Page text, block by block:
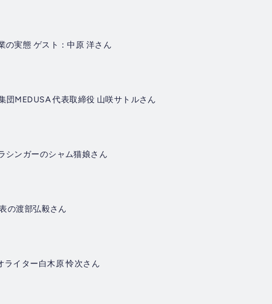
の実態 ゲスト：中原 洋さん
団MEDUSA 代表取締役 山咲サトルさん
シンガーのシャム猫娘さん
の渡部弘毅さん
ライター白木原 怜次さん